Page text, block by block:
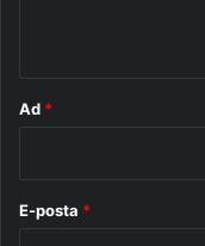
Ad *
E-posta *